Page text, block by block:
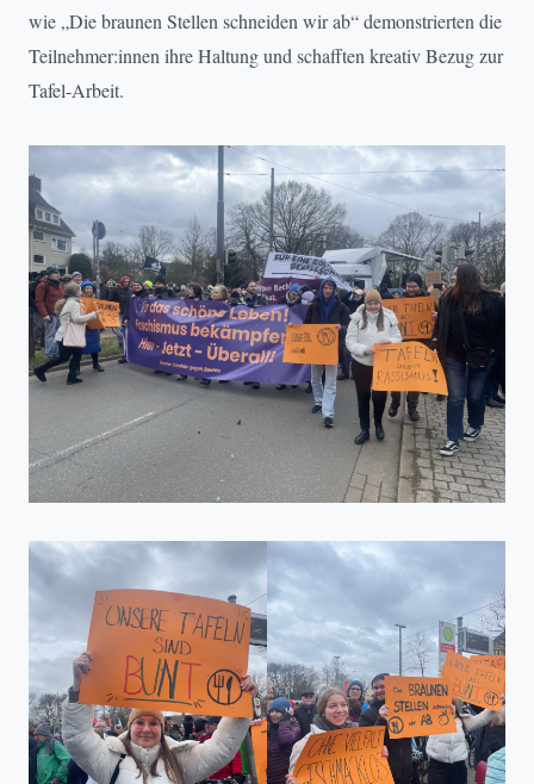
wie „Die braunen Stellen schneiden wir ab“ demonstrierten die
Teilnehmer:innen ihre Haltung und schafften kreativ Bezug zur
Tafel-Arbeit.